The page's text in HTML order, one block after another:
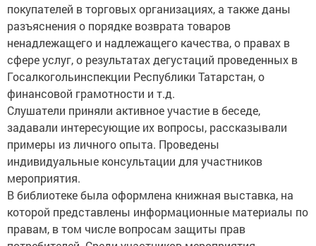
покупателей в торговых организациях, а также даны
разъяснения о порядке возврата товаров
ненадлежащего и надлежащего качества, о правах в
сфере услуг, о результатах дегустаций проведенных в
Госалкогольинспекции Республики Татарстан, о
финансовой грамотности и т.д.
Слушатели приняли активное участие в беседе,
задавали интересующие их вопросы, рассказывали
примеры из личного опыта. Проведены
индивидуальные консультации для участников
мероприятия.
В библиотеке была оформлена книжная выставка, на
которой представлены информационные материалы по
правам, в том числе вопросам защиты прав